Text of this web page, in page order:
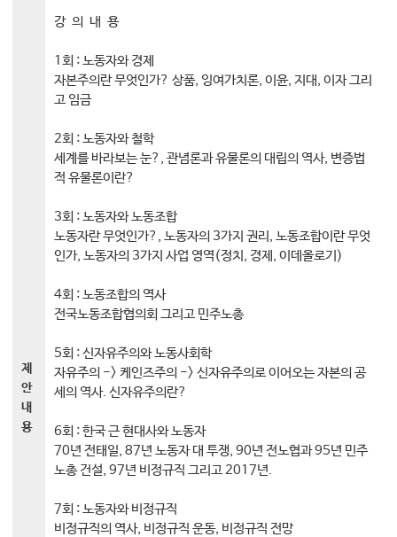
제
안
내
용
강 의 내 용
1회 : 노동자와 경제
자본주의란 무엇인가? 상품, 잉여가치론, 이윤, 지대, 이자 그리
고 임금
2회 : 노동자와 철학
세계를 바라보는 눈?, 관념론과 유물론의 대립의 역사, 변증법
적 유물론이란?
3회 : 노동자와 노동조합
노동자란 무엇인가?, 노동자의 3가지 권리, 노동조합이란 무엇
인가, 노동자의 3가지 사업 영역(정치, 경제, 이데올로기)
4회 : 노동조합의 역사
전국노동조합협의회 그리고 민주노총
5회 : 신자유주의와 노동사회학
자유주의 -> 케인즈주의 -> 신자유주의로 이어오는 자본의 공
세의 역사. 신자유주의란?
6회 : 한국 근 현대사와 노동자
70년 전태일, 87년 노동자 대 투쟁, 90년 전노협과 95년 민주
노총 건설, 97년 비정규직 그리고 2017년.
7회 : 노동자와 비정규직
비정규직의 역사, 비정규직 운동, 비정규직 전망